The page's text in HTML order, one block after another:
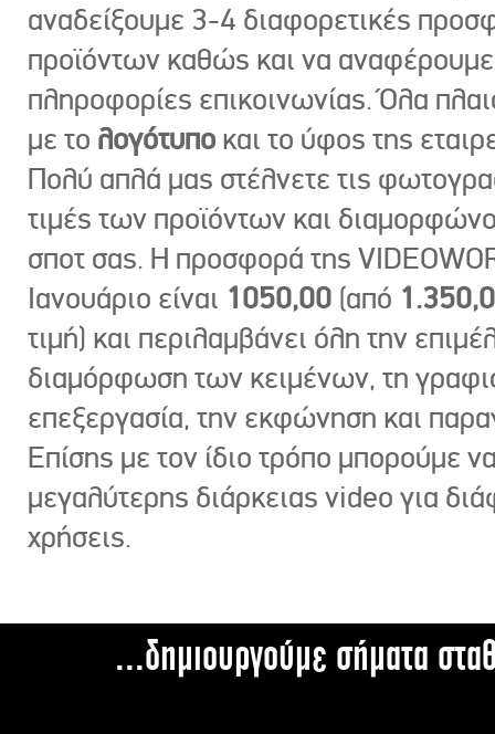
αναδείξουμε 3-4 διαφορετικές
προϊόντων καθώς και να
πληροφορίες επικοινωνίας. Όλα
με το λογότυπο και το ύφος της
Πολύ απλά μας στέλνετε τις
τιμές των προϊόντων και
σποτ σας. Η προσφορά της
Ιανουάριο είναι 1050,00 (από
τιμή) και περιλαμβάνει όλη την
διαμόρφωση των κειμένων, τη
επεξεργασία, την εκφώνηση και
Επίσης με τον ίδιο τρόπο μπορούμε
μεγαλύτερης διάρκειας video για
χρήσεις.
...δημιουργούμε σήματα